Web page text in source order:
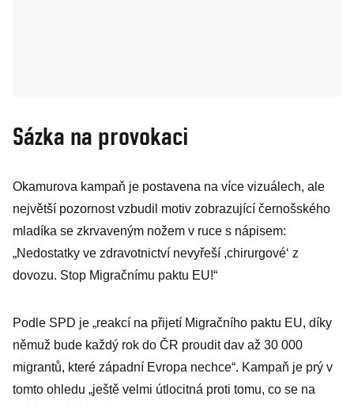
Sázka na provokaci
Okamurova kampaň je postavena na více vizuálech, ale
největší pozornost vzbudil motiv zobrazující černošského
mladíka se zkrvaveným nožem v ruce s nápisem:
„Nedostatky ve zdravotnictví nevyřeší ,chirurgové‘ z
dovozu. Stop Migračnímu paktu EU!“
Podle SPD je „reakcí na přijetí Migračního ­paktu EU, díky
němuž bude každý rok do ČR proudit dav až 30 000
migrantů, které západní Evropa ­nechce“. Kampaň je prý v
tomto ohledu „ještě velmi útlocitná proti tomu, co se na